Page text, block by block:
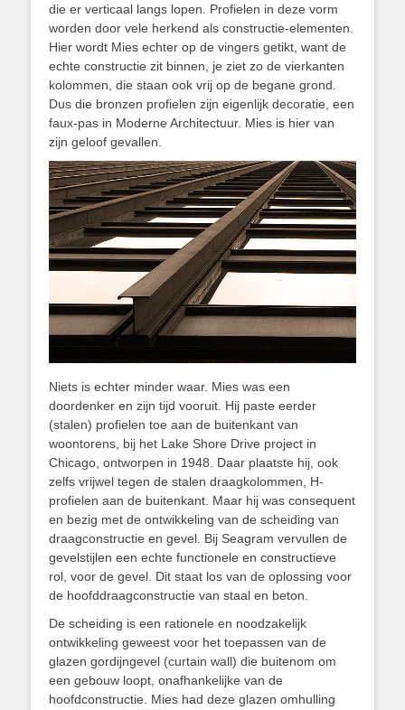
die er verticaal langs lopen. Profielen in deze vorm
worden door vele herkend als constructie-elementen.
Hier wordt Mies echter op de vingers getikt, want de
echte constructie zit binnen, je ziet zo de vierkanten
kolommen, die staan ook vrij op de begane grond.
Dus die bronzen profielen zijn eigenlijk decoratie, een
faux-pas in Moderne Architectuur. Mies is hier van
zijn geloof gevallen.
Niets is echter minder waar. Mies was een
doordenker en zijn tijd vooruit. Hij paste eerder
(stalen) profielen toe aan de buitenkant van
woontorens, bij het Lake Shore Drive project in
Chicago, ontworpen in 1948. Daar plaatste hij, ook
zelfs vrijwel tegen de stalen draagkolommen, H-
profielen aan de buitenkant. Maar hij was consequent
en bezig met de ontwikkeling van de scheiding van
draagconstructie en gevel. Bij Seagram vervullen de
gevelstijlen een echte functionele en constructieve
rol, voor de gevel. Dit staat los van de oplossing voor
de hoofddraagconstructie van staal en beton.
De scheiding is een rationele en noodzakelijk
ontwikkeling geweest voor het toepassen van de
glazen gordijngevel (curtain wall) die buitenom om
een gebouw loopt, onafhankelijke van de
hoofdconstructie. Mies had deze glazen omhulling